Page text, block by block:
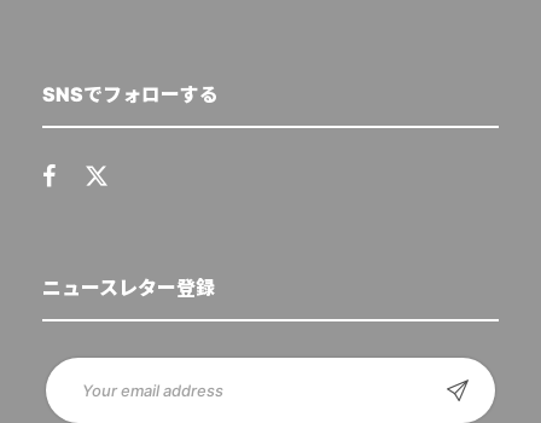
SNSでフォローする
ニュースレター登録